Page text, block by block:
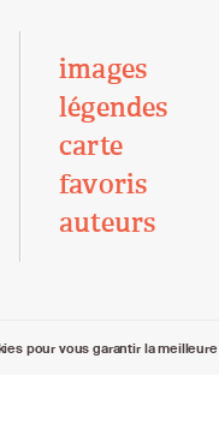
images
légendes
carte
favoris
auteurs
pour vous garantir la